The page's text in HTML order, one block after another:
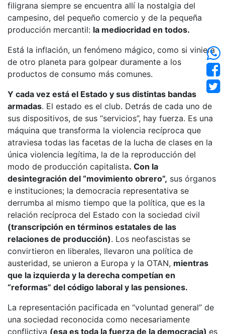
filigrana siempre se encuentra allí la nostalgia del
campesino, del pequeño comercio y de la pequeña
producción mercantil: la mediocridad en todos.
Está la inflación, un fenómeno mágico, como si viniera
de otro planeta para golpear duramente a los
productos de consumo más comunes.
Y cada vez está el Estado y sus distintas bandas
armadas. El estado es el club. Detrás de cada uno de
sus dispositivos, de sus “servicios”, hay fuerza. Es una
máquina que transforma la violencia recíproca que
atraviesa todas las facetas de la lucha de clases en la
única violencia legítima, la de la reproducción del
modo de producción capitalista. Con la
desintegración del “movimiento obrero”, sus órganos
e instituciones; la democracia representativa se
derrumba al mismo tiempo que la política, que es la
relación recíproca del Estado con la sociedad civil
(transcripción en términos estatales de las
relaciones de producción). Los neofascistas se
convirtieron en liberales, llevaron una política de
austeridad, se unieron a Europa y la OTAN, mientras
que la izquierda y la derecha competían en
“reformas” del código laboral y las pensiones.
La representación pacificada en “voluntad general” de
una sociedad reconocida como necesariamente
conflictiva (esa es toda la fuerza de la democracia) es